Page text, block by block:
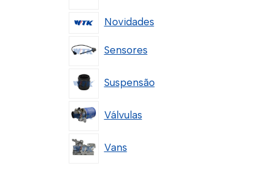
Novidades
Sensores
Suspensão
Válvulas
Vans